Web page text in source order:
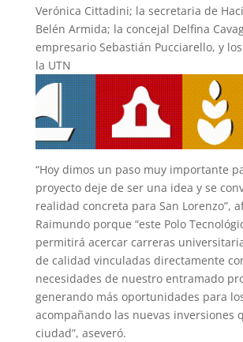
Verónica Cittadini; la secretaria de
Belén Armida; la concejal Delfina
empresario Sebastián Pucciarello, y
la UTN
“Hoy dimos un paso muy importante
proyecto deje de ser una idea y se
realidad concreta para San Lorenzo”,
Raimundo porque “este Polo
permitirá acercar carreras
de calidad vinculadas directamente
necesidades de nuestro entramado
generando más oportunidades para
acompañando las nuevas inversiones
ciudad”, aseveró.